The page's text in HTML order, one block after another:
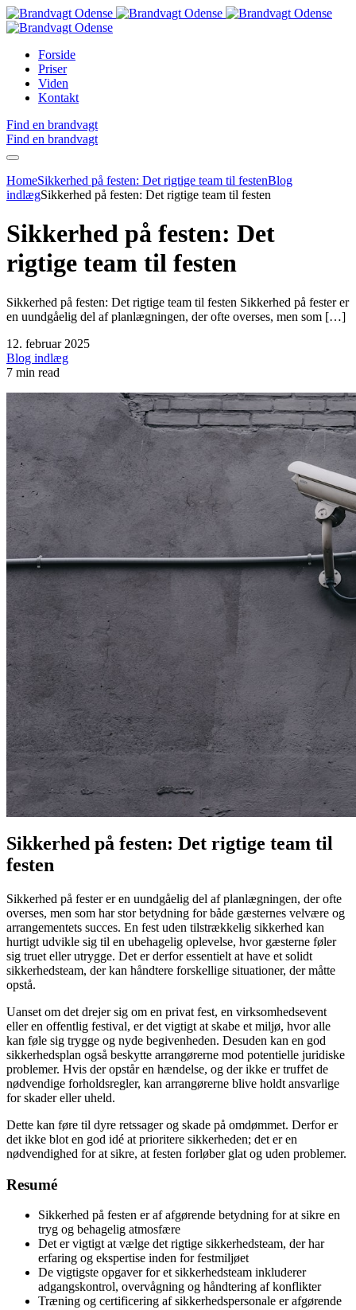
Forside
Priser
Viden
Kontakt
Find en brandvagt
Find en brandvagt
HomeSikkerhed på festen: Det rigtige team til festenBlog
indlægSikkerhed på festen: Det rigtige team til festen
Sikkerhed på festen: Det
rigtige team til festen
Sikkerhed på festen: Det rigtige team til festen Sikkerhed på fester er
en uundgåelig del af planlægningen, der ofte overses, men som […]
12. februar 2025
Blog indlæg
7 min read
Sikkerhed på festen: Det rigtige team til
festen
Sikkerhed på fester er en uundgåelig del af planlægningen, der ofte
overses, men som har stor betydning for både gæsternes velvære og
arrangementets succes. En fest uden tilstrækkelig sikkerhed kan
hurtigt udvikle sig til en ubehagelig oplevelse, hvor gæsterne føler
sig truet eller utrygge. Det er derfor essentielt at have et solidt
sikkerhedsteam, der kan håndtere forskellige situationer, der måtte
opstå.
Uanset om det drejer sig om en privat fest, en virksomhedsevent
eller en offentlig festival, er det vigtigt at skabe et miljø, hvor alle
kan føle sig trygge og nyde begivenheden. Desuden kan en god
sikkerhedsplan også beskytte arrangørerne mod potentielle juridiske
problemer. Hvis der opstår en hændelse, og der ikke er truffet de
nødvendige forholdsregler, kan arrangørerne blive holdt ansvarlige
for skader eller uheld.
Dette kan føre til dyre retssager og skade på omdømmet. Derfor er
det ikke blot en god idé at prioritere sikkerheden; det er en
nødvendighed for at sikre, at festen forløber glat og uden problemer.
Resumé
Sikkerhed på festen er af afgørende betydning for at sikre en
tryg og behagelig atmosfære
Det er vigtigt at vælge det rigtige sikkerhedsteam, der har
erfaring og ekspertise inden for festmiljøet
De vigtigste opgaver for et sikkerhedsteam inkluderer
adgangskontrol, overvågning og håndtering af konflikter
Træning og certificering af sikkerhedspersonale er afgørende